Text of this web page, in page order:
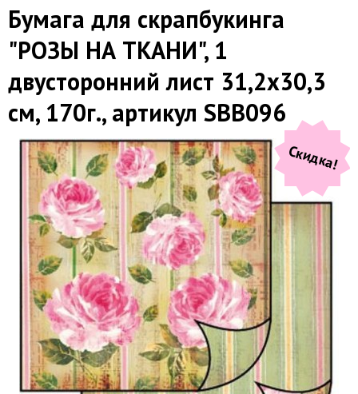
Бумага для скрапбукинга
"РОЗЫ НА ТКАНИ", 1
двусторонний лист 31,2х30,3
см, 170г., артикул SBB096
Скидка!